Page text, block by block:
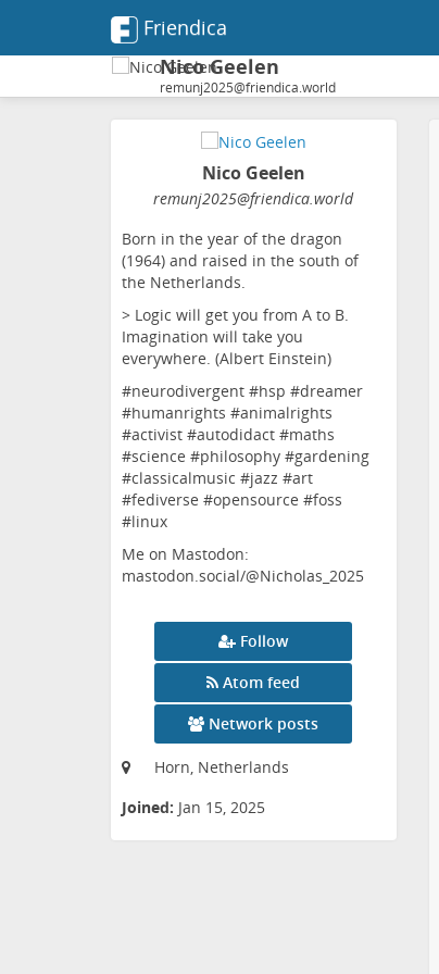
Friendica
Nico Geelen
remunj2025@friendica.world
Nico Geelen
remunj2025@friendica.world
Born in the year of the dragon
(1964) and raised in the south of
the Netherlands.
> Logic will get you from A to B.
Imagination will take you
everywhere. (Albert Einstein)
#neurodivergent #hsp #dreamer
#humanrights #animalrights
#activist #autodidact #maths
#science #philosophy #gardening
#classicalmusic #jazz #art
#fediverse #opensource #foss
#linux
Me on Mastodon:
mastodon.social/@Nicholas_2025
Follow
Atom feed
Network posts
Horn, Netherlands
Joined: Jan 15, 2025